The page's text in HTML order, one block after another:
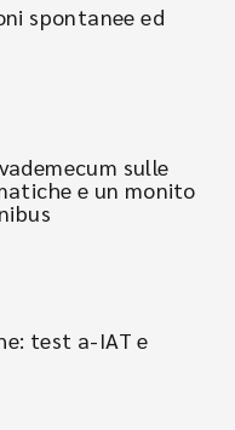
spontanee ed
sulle
e un monito
test a-IAT e